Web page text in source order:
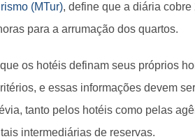
(MTur), define que a diária
para a arrumação dos quartos.
os hotéis definam seus próprios
e essas informações devem
tanto pelos hotéis como pelas
intermediárias de reservas.